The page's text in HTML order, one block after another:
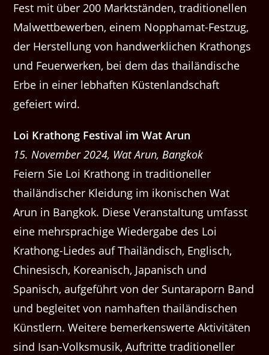
Fest mit über 200 Marktständen, traditionellen
Malwettbewerben, einem Nopphamat-Festzug,
der Herstellung von handwerklichen Krathongs
und Feuerwerken, bei dem das thailändische
Erbe in einer lebhaften Küstenlandschaft
gefeiert wird.
Loi Krathong Festival im Wat Arun
15. November 2024, Wat Arun, Bangkok
Feiern Sie Loi Krathong in traditioneller
thailändischer Kleidung im ikonischen Wat
Arun in Bangkok. Diese Veranstaltung umfasst
eine mehrsprachige Wiedergabe des Loi
Krathong-Liedes auf Thailändisch, Englisch,
Chinesisch, Koreanisch, Japanisch und
Spanisch, aufgeführt von der Suntaraporn Band
und begleitet von namhaften thailändischen
Künstlern. Weitere bemerkenswerte Aktivitäten
sind Isan-Volksmusik, Auftritte traditioneller